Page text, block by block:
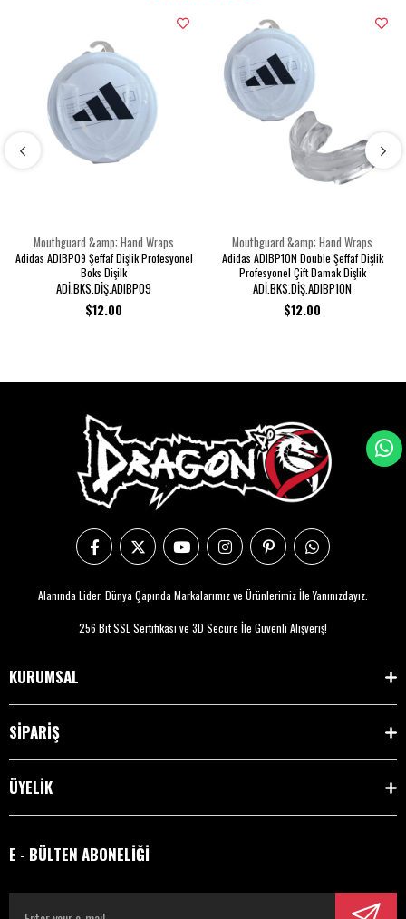
Mouthguard &amp; Hand Wraps
Adidas ADIBP09 Şeffaf Dişlik Profesyonel
Boks Dişilk
ADİ.BKS.DİŞ.ADIBP09
$12.00
Mouthguard &amp; Hand Wraps
Adidas ADIBP10N Double Şeffaf Dişlik
Profesyonel Çift Damak Dişlik
ADİ.BKS.DİŞ.ADIBP10N
$12.00
Alanında Lider. Dünya Çapında Markalarımız ve Ürünlerimiz İle Yanınızdayız.
256 Bit SSL Sertifikası ve 3D Secure İle Güvenli Alışveriş!
KURUMSAL
SİPARİŞ
ÜYELİK
E - BÜLTEN ABONELİĞİ